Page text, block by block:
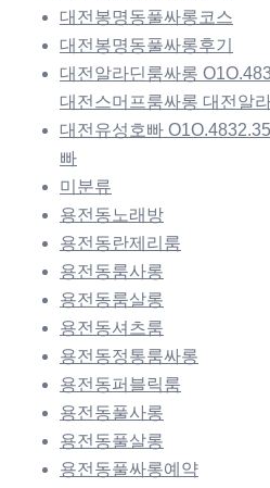
대전봉명동풀싸롱코스
대전봉명동풀싸롱후기
대전알라딘룸싸롱
대전스머프룸싸롱 대전알
대전유성호빠
빠
미분류
용전동노래방
용전동란제리룸
용전동룸사롱
용전동룸살롱
용전동셔츠룸
용전동정통룸싸롱
용전동퍼블릭룸
용전동풀사롱
용전동풀살롱
용전동풀싸롱예약